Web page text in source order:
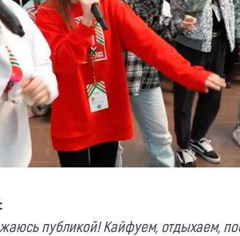
публикой! Кайфуем, отдыхаем,